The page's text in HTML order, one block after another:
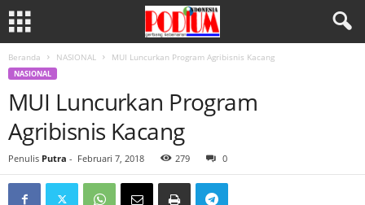
Beranda NASIONAL MUI Luncurkan Program Agribisnis Kacang
NASIONAL
MUI Luncurkan Program
Agribisnis Kacang
Penulis Putra - Februari 7, 2018 279 0